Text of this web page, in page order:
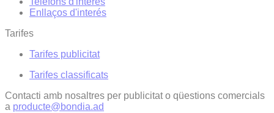
Enllaços d'interés
Tarifes
Tarifes publicitat
Tarifes classificats
Contacti amb nosaltres per publicitat o qüestions comercials
a producte@bondia.ad